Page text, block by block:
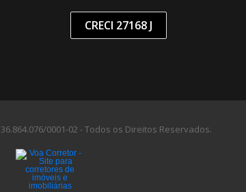
CRECI 27168 J
36.864.076/0001-02 -Todos os Direitos Reservados.